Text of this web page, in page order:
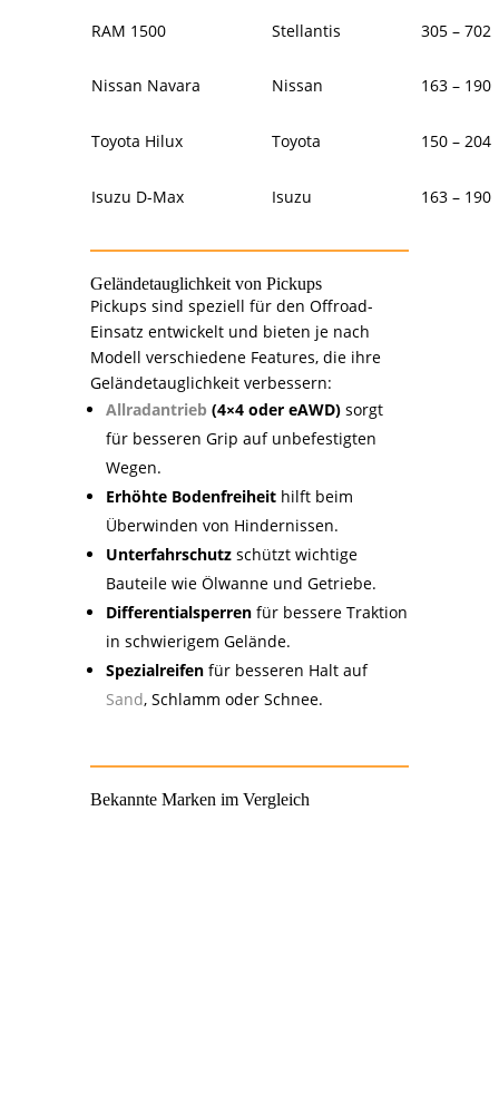
RAM 1500 Stellantis 305 – 702
Nissan Navara Nissan 163 – 190
Toyota Hilux Toyota 150 – 204
Isuzu D-Max Isuzu 163 – 190
Geländetauglichkeit von Pickups
Pickups sind speziell für den Offroad-
Einsatz entwickelt und bieten je nach
Modell verschiedene Features, die ihre
Geländetauglichkeit verbessern:
Allradantrieb (4×4 oder eAWD)sorgt
für besseren Grip auf unbefestigten
Wegen.
Erhöhte Bodenfreiheithilft beim
Überwinden von Hindernissen.
Unterfahrschutzschützt wichtige
Bauteile wie Ölwanne und Getriebe.
Differentialsperrenfür bessere Traktion
in schwierigem Gelände.
Spezialreifenfür besseren Halt auf
Sand, Schlamm oder Schnee.
Bekannte Marken im Vergleich